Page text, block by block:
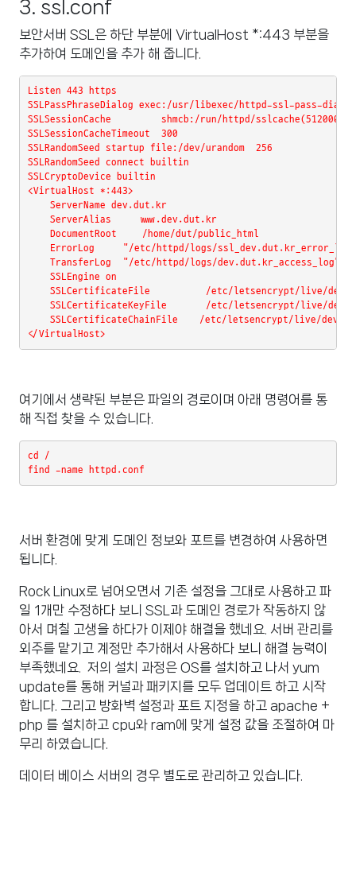
3. ssl.conf
보안서버 SSL은 하단 부분에 VirtualHost *:443 부분을
추가하여 도메인을 추가 해 줍니다.
Listen 443 https
SSLPassPhraseDialog exec:/usr/libexec/httpd-ssl-pass-dialog
SSLSessionCache         shmcb:/run/httpd/sslcache(512000)
SSLSessionCacheTimeout  300
SSLRandomSeed startup file:/dev/urandom  256
SSLRandomSeed connect builtin
SSLCryptoDevice builtin
<VirtualHost *:443>
ServerName dev.dut.kr
ServerAlias     www.dev.dut.kr
DocumentRoot
/home/dut/public_html
ErrorLog
"/etc/httpd/logs/ssl_dev.dut.kr_error_log"
TransferLog
"/etc/httpd/logs/dev.dut.kr_access_log"
SSLEngine on
SSLCertificateFile          /etc/letsencrypt/live/
SSLCertificateKeyFile       /etc/letsencrypt/live/
SSLCertificateChainFile
/etc/letsencrypt/live/
</VirtualHost>
여기에서 생략된 부분은 파일의 경로이며 아래 명령어를 통
해 직접 찾을 수 있습니다.
cd /
find -name httpd.conf
서버 환경에 맞게 도메인 정보와 포트를 변경하여 사용하면
됩니다.
Rock Linux로 넘어오면서 기존 설정을 그대로 사용하고 파
일 1개만 수정하다 보니 SSL과 도메인 경로가 작동하지 않
아서 며칠 고생을 하다가 이제야 해결을 했네요. 서버 관리를
외주를 맡기고 계정만 추가해서 사용하다 보니 해결 능력이
부족했네요. 저의 설치 과정은 OS를 설치하고 나서 yum
update를 통해 커널과 패키지를 모두 업데이트 하고 시작
합니다. 그리고 방화벽 설정과 포트 지정을 하고 apache +
php 를 설치하고 cpu와 ram에 맞게 설정 값을 조절하여 마
무리 하였습니다.
데이터 베이스 서버의 경우 별도로 관리하고 있습니다.